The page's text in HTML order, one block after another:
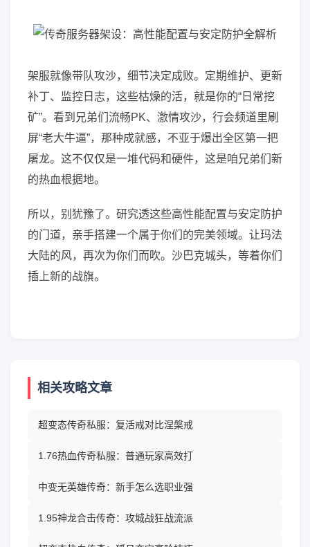
架服就像带队攻沙，细节决定成败。定期维护、更新
补丁、监控日志，这些枯燥的活，就是你的“日常挖
矿”。看到兄弟们流畅PK、激情攻沙，行会频道里刷
屏“老大牛逼”，那种成就感，不亚于爆出全区第一把
屠龙。这不仅仅是一堆代码和硬件，这是咱兄弟们新
的热血根据地。
所以，别犹豫了。研究透这些高性能配置与安定防护
的门道，亲手搭建一个属于你们的完美领域。让玛法
大陆的风，再次为你们而吹。沙巴克城头，等着你们
插上新的战旗。
相关攻略文章
超变态传奇私服：复活戒对比涅槃戒
1.76热血传奇私服：普通玩家高效打
中变无英雄传奇：新手怎么选职业强
1.95神龙合击传奇：攻城战狂战流派